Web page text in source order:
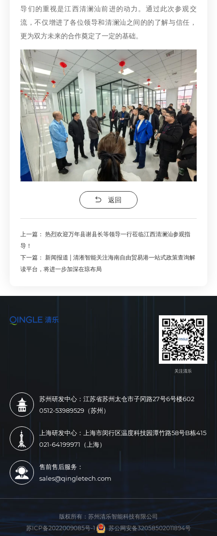
导们的重视是江西清澜汕前进的动力。通过此次参观交
流，不仅增进了各位领导和清澜汕之间的的了解与信任，
更为双方未来的合作奠定了一定的基础。
返回
上一篇：热烈欢迎万年县谢县长等领导一行莅临江西清澜汕参观指
导！
下一篇：新闻报道 | 清淅智能关注海南自由贸易港一站式政策查询解
读平台，将进一步加深在琼布局
关注清乐
苏州研发中心：江苏省苏州太仓市子冈路27号6号楼602
0512-53989529（苏州）
上海研发中心：上海市闵行区温度科技园潭竹路58号B栋415
021-64199971（上海）
售前售后服务：
sales@qingletech.com
版权所有： 苏州清乐智能科技有限公司
苏ICP备2022009085号-1
苏公网安备32058502011894号